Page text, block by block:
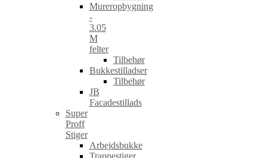
Mureropbygning
-
3.05
M
felter
Tilbehør
Bukkestilladser
Tilbehør
JB
Facadestillads
Super
Proff
Stiger
Arbejdsbukke
Trappestiger